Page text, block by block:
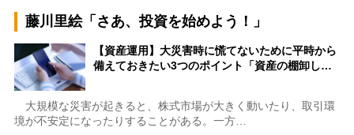
藤川里絵「さあ、投資を始めよう！」
【資産運用】大災害時に慌てないために平時から
備えておきたい3つのポイント「資産の棚卸し…
大規模な災害が起きると、株式市場が大きく動いたり、取引環
境が不安定になったりすることがある。一方…